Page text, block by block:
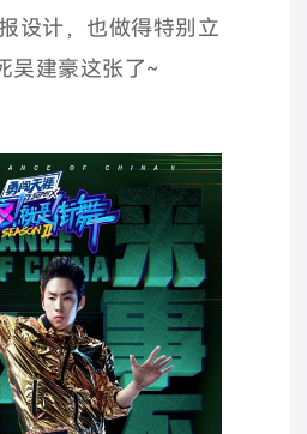
设计，也做得特别立
吴建豪这张了~